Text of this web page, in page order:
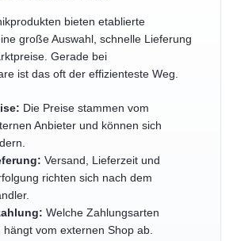
bieten etablierte
große Auswahl, schnelle Lieferung
Gerade bei
ist das oft der effizienteste Weg.
Die Preise stammen vom
Anbieter und können sich
Versand, Lieferzeit und
richten sich nach dem
Welche Zahlungsarten
hängt vom externen Shop ab.